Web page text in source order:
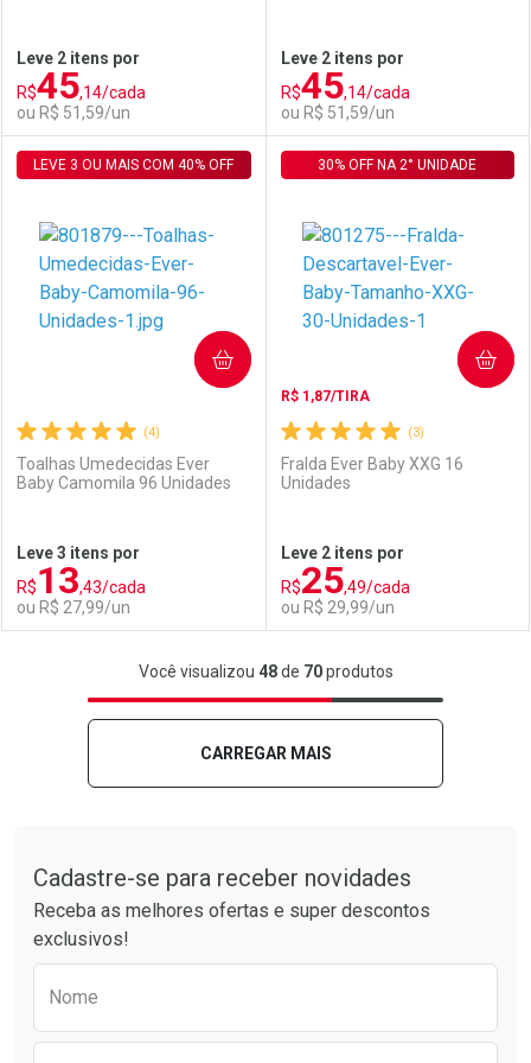
Comprar sem Desconto
Por R$ 27,99/cada
Comprar sem Desconto
Por R$ 27,99/cada
Comprar sem Desconto
Por R$ 29,99/cada
Comprar sem Desconto
Por R$ 29,99/cada
Leve 2 itens por
R$45,14/cada
ou R$ 51,59/un
Laboratório
Comprar sem Desconto
Por R$ 51,59/cada
Por Menos
Comprar sem Desconto
Por R$ 51,59/cada
Leve 2 itens por
R$45,14/cada
ou R$ 51,59/un
Laboratório
Comprar sem Desconto
Por R$ 51,59/cada
Por Menos
Comprar sem Desconto
Por R$ 51,59/cada
(4)
Toalhas Umedecidas Ever
Baby Camomila 96 Unidades
LEVE 3 OU MAIS COM 40% OFF
Leve 3 itens por
R$13,43/cada
ou R$ 27,99/un
COMPRAR
FECHAR
Laboratório
FECHAR
Por Menos
(3)
R$ 1,87/TIRA
Fralda Ever Baby XXG 16
Unidades
30% OFF NA 2° UNIDADE
Leve 2 itens por
R$25,49/cada
ou R$ 29,99/un
COMPRAR
Laboratório
Por Menos
Você visualizou 48de 70produtos
CARREGAR MAIS
Cadastre-se para receber novidades
Receba as melhores ofertas e super descontos
exclusivos!
Nome